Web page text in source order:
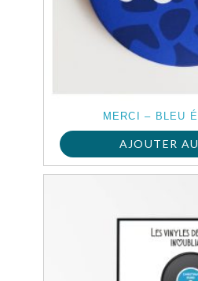
MERCI – BLEU
AJOUTER